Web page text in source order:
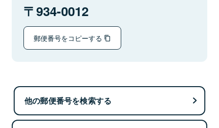
934-0012
郵便番号をコピーする
他の郵便番号を検索する